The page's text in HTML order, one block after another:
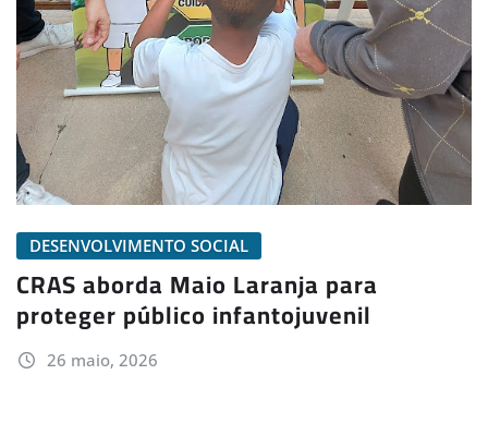
DESENVOLVIMENTO SOCIAL
CRAS aborda Maio Laranja para
proteger público infantojuvenil
26 maio, 2026